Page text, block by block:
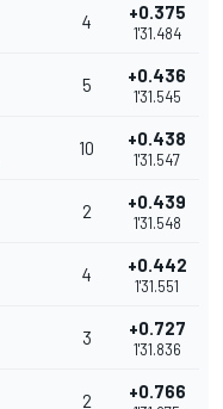
4 +0.375
1'31.484
5 +0.436
1'31.545
10 +0.438
1'31.547
2 +0.439
1'31.548
4 +0.442
1'31.551
3 +0.727
1'31.836
2 +0.766